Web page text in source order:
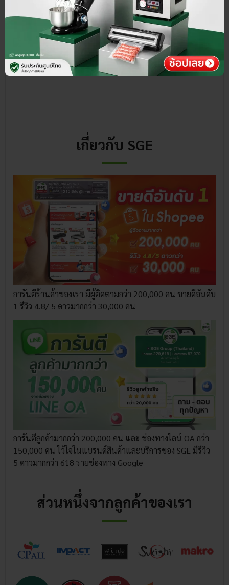
เกี่ยวกับ SGE
การันตีร้านค้าของเรา มีผู้ติดตามกว่า 200,000 คน ขายดีอันดับ
1 รีวิว 4.8/ 5 ดาวมากกว่า 30,000 คน
การันตีลูกค้ามากกว่า 200,000 คน และ ช่องทางไลน์ OA กว่า
150,000 คน ไว้ใจในแบรนด์สินค้าและบริการของ SGE มีรีวิว
5 ดาวมากกว่า 618 รายช่องทาง Google
ส่วนหนึ่งจากลูกค้าของเรา